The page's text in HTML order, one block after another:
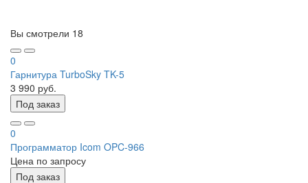
Вы смотрели 18
0
Гарнитура TurboSky TK-5
3 990 руб.
Под заказ
0
Программатор Icom OPC-966
Цена по запросу
Под заказ